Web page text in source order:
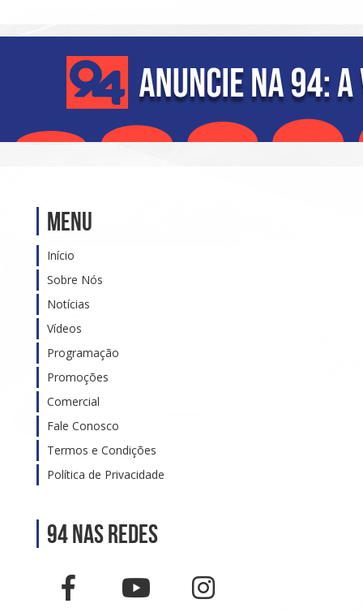
Menu
Início
Sobre Nós
Notícias
Vídeos
Programação
Promoções
Comercial
Fale Conosco
Termos e Condições
Política de Privacidade
94 nas Redes